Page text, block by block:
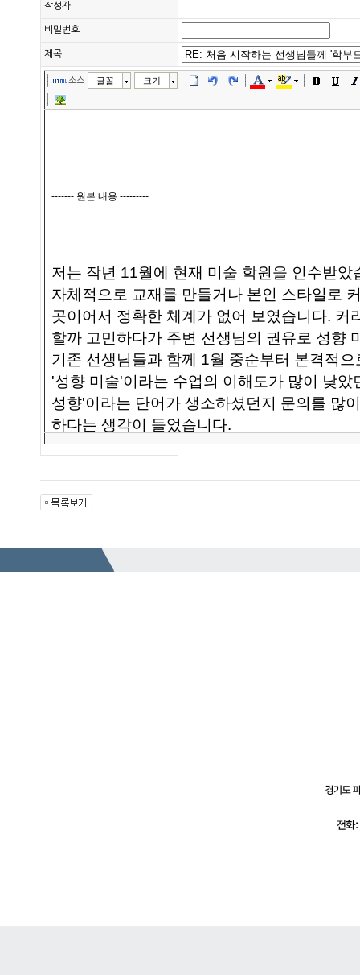
작성자
비밀번호
제목
소스 글꼴 크기